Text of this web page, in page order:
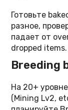
Готовьте
разное,
падает от
dropped items.
Breeding
На 20+
(Mining Lv2,